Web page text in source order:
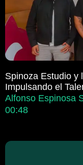
Spinoza Estudio y
Impulsando el
Alfonso Espinosa
00:48